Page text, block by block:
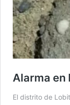
Alarma en
El distrito de